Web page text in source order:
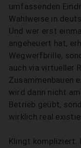
umfassenden
Wahlweise in
Und wer erst
angeheuert hat,
Wegwerfbrille,
auch via virtueller
Zusammenbauen
wird dann nicht
Betrieb geübt,
wirklich real
Klingt kompliziert.